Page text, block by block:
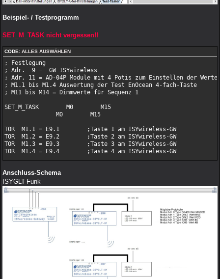
Beispiel- / Testprogramm
SET_M_TASK nicht vergessen!!
CODE: ALLES AUSWÄHLEN
; Festlegung
; Adr.  9 =  GW ISYwireless
; Adr. 11 = AD-04P Module mit 4 Potis zum Einstellen der Werte
; M1.1 bis M1.4 Auswertung der Test EnOcean 4-fach-Taste
; M11 bis M14 = Dimmwerte für Sequenz 1
SET_M_TASK        M0        M15
               M0        M15
TOR  M1.1 = E9.1        ;Taste 1 am ISYwireless-GW
TOR  M1.2 = E9.2        ;Taste 2 am ISYwireless-GW
TOR  M1.3 = E9.3        ;Taste 3 am ISYwireless-GW
TOR  M1.4 = E9.4        ;Taste 4 am ISYwireless-GW
TRFAD M11 AE11.1 = 1
TRFAD M12 AE11.2 = 1
TRFAD M13 AE11.3 = 1
TRFAD M14 AE11.4 = 1
Anschluss-Schema
ISYGLT-Funk